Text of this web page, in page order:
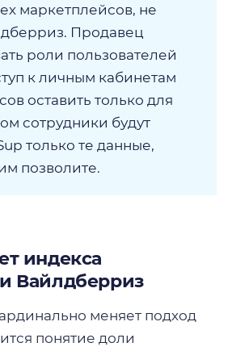
маркетплейсов, не
Продавец
роли пользователей
к личным кабинетам
оставить только для
сотрудники будут
только те данные,
позволите.
индекса
Вайлдберриз
меняет подход
понятие доли